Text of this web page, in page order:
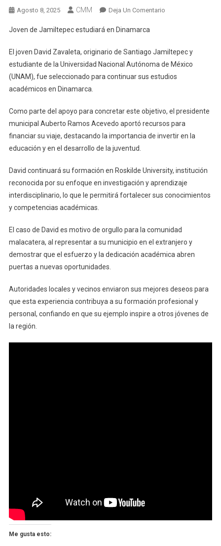
Agosto 8, 2025 CMM Deja Un ComentarioEn
Estudiará
En
Dinamarca
Joven de Jamiltepec estudiará en Dinamarca
El joven David Zavaleta, originario de Santiago Jamiltepec y
estudiante de la Universidad Nacional Autónoma de México
(UNAM), fue seleccionado para continuar sus estudios
académicos en Dinamarca.
Como parte del apoyo para concretar este objetivo, el presidente
municipal Auberto Ramos Acevedo aportó recursos para
financiar su viaje, destacando la importancia de invertir en la
educación y en el desarrollo de la juventud.
David continuará su formación en Roskilde University, institución
reconocida por su enfoque en investigación y aprendizaje
interdisciplinario, lo que le permitirá fortalecer sus conocimientos
y competencias académicas.
El caso de David es motivo de orgullo para la comunidad
malacatera, al representar a su municipio en el extranjero y
demostrar que el esfuerzo y la dedicación académica abren
puertas a nuevas oportunidades.
Autoridades locales y vecinos enviaron sus mejores deseos para
que esta experiencia contribuya a su formación profesional y
personal, confiando en que su ejemplo inspire a otros jóvenes de
la región.
Me gusta esto: